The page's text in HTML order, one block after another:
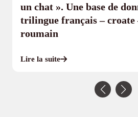
un chat ». Une base de
trilingue français – croate
roumain
Lire la suite